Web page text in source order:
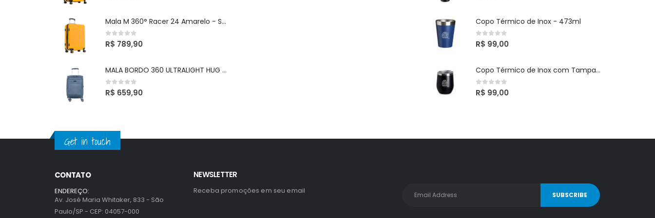
Mala M 360° Racer 24 Amarelo - Sestini
0out of 5
R$ 789,90
MALA BORDO 360 ULTRALIGHT HUG 2T - GRAFITE
0out of 5
R$ 659,90
Copo Térmico de Inox - 473ml
0out of 5
R$ 99,00
Copo Térmico de Inox com Tampa - 320ml
0out of 5
R$ 99,00
Get in touch
CONTATO
ENDEREÇO:
Av. José Maria Whitaker, 833 - São
Paulo/SP - CEP: 04057-000
NEWSLETTER
Receba promoções em seu email